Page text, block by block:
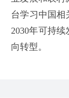
台学习中国相
2030年可持
向转型。